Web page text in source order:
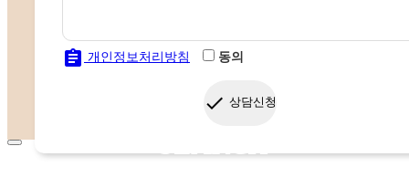
assignment 개인정보처리방침 동의
done 상담신청